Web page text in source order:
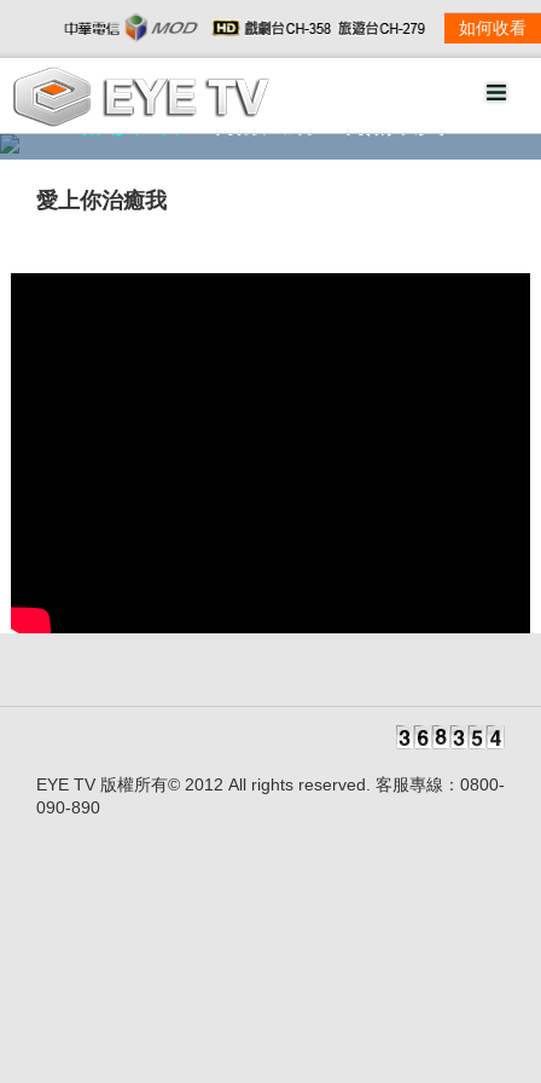
如何收看
精彩影音 劇情大綱
愛上你治癒我
EYE TV 版權所有© 2012 All rights reserved. 客服專線：0800-
090-890